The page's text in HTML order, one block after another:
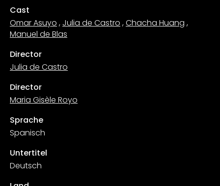
Cast
Omar Asuyo , Julia de Castro ,Chacha Huang ,
Manuel de Blas
Director
Julia de Castro
Director
Maria Gisèle Royo
Sprache
Spanisch
Untertitel
Deutsch